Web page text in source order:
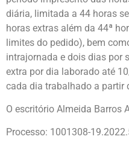
diária, limitada a 44 horas
horas extras além da 44ª
limites do pedido), bem
intrajornada e dois dias por
extra por dia laborado até
cada dia trabalhado a partir
O escritório Almeida Barros
Processo: 1001308-